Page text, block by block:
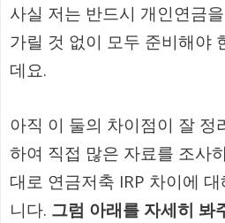
사실 저는 반드시 개인연금
가릴 것 없이 모두 준비해야
데요.
아직 이 둘의 차이점이 잘 정
하여 직접 많은 자료를 조사
대로 연금저축 IRP 차이에
니다. 그럼 아래를 자세히 봐